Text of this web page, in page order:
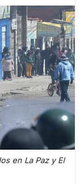
en La Paz y El